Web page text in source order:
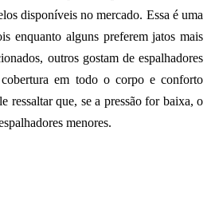
disponíveis no mercado. Essa é uma
enquanto alguns preferem jatos mais
outros gostam de espalhadores
em todo o corpo e conforto
ressaltar que, se a pressão for baixa, o
menores.